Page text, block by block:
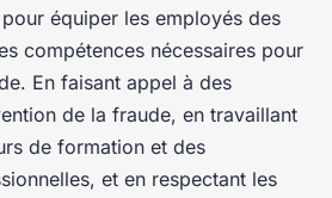
équiper les employés des
compétences nécessaires pour
En faisant appel à des
de la fraude, en travaillant
de formation et des
et en respectant les